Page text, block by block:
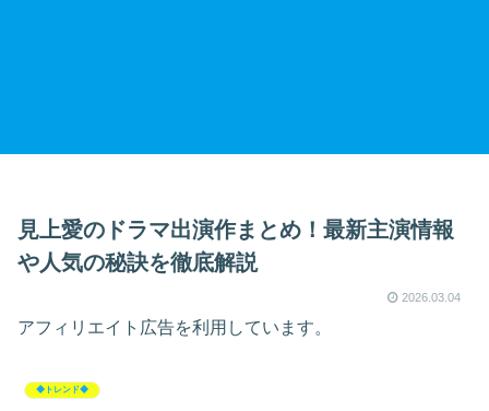
見上愛のドラマ出演作まとめ！最新主演情報
や人気の秘訣を徹底解説
2026.03.04
アフィリエイト広告を利用しています。
◆トレンド◆